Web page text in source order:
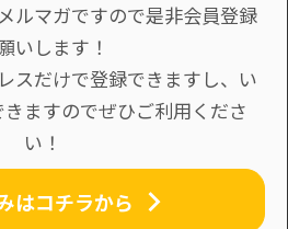
メルマガですので是非会員登録
いします！
スだけで登録できますし、い
ますのでぜひご利用くださ
い！
はコチラから